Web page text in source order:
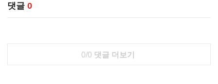
댓글 0
0/0 댓글 더보기